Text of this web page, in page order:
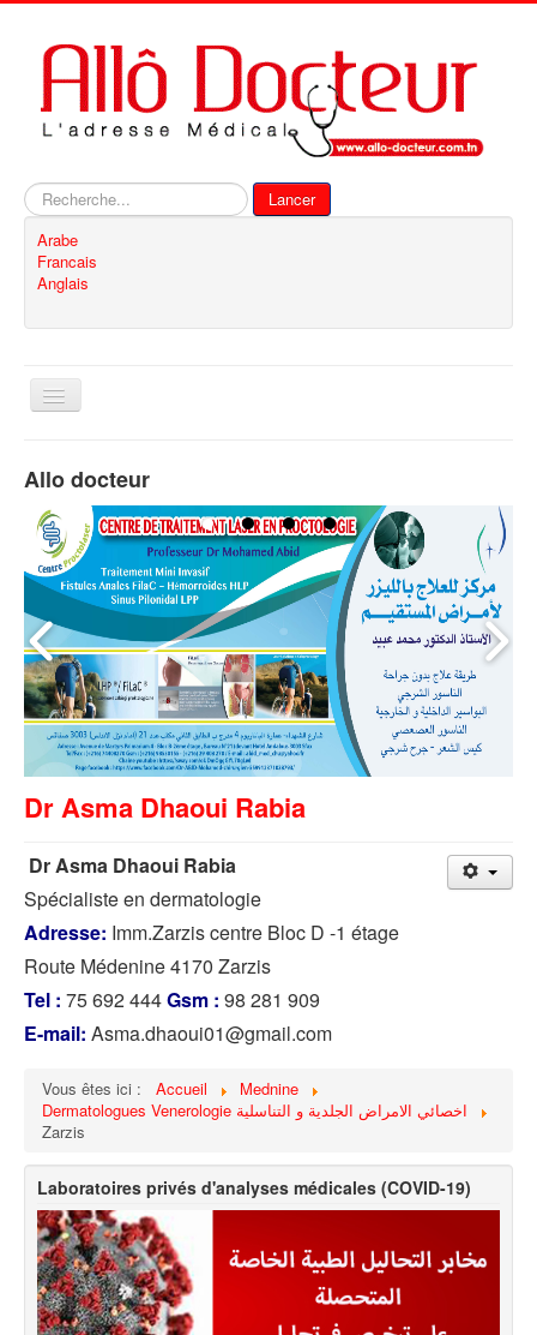
Rechercher
Lancer
Arabe
Francais
Anglais
Basculer
Contact
Allo docteur
Dr Asma Dhaoui Rabia
Dr Asma Dhaoui Rabia
Spécialiste en dermatologie
Adresse: Imm.Zarzis centre Bloc D -1 étage
Route Médenine 4170 Zarzis
Tel : 75 692 444Gsm : 98 281 909
E-mail: Asma.dhaoui01@gmail.com
Vous êtes ici : Accueil
Mednine
Dermatologues Venerologie اخصائي الامراض الجلدية و التناسلية
Zarzis
Laboratoires privés d'analyses médicales (COVID-19)